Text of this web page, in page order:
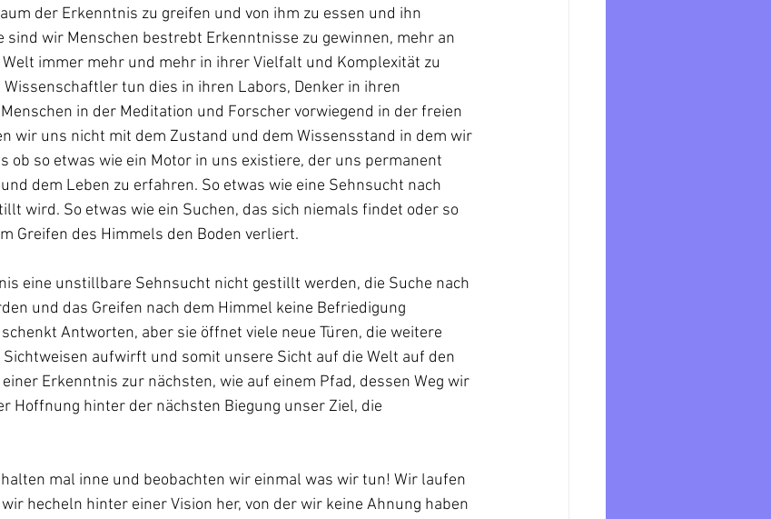
der Erkenntnis zu greifen und von ihm zu essen und ihn
sind wir Menschen bestrebt Erkenntnisse zu gewinnen, mehr an
immer mehr und mehr in ihrer Vielfalt und Komplexität zu
tun dies in ihren Labors, Denker in ihren
in der Meditation und Forscher vorwiegend in der freien
wir uns nicht mit dem Zustand und dem Wissensstand in dem wir
ob so etwas wie ein Motor in uns existiere, der uns permanent
dem Leben zu erfahren. So etwas wie eine Sehnsucht nach
wird. So etwas wie ein Suchen, das sich niemals findet oder so
Greifen des Himmels den Boden verliert.
eine unstillbare Sehnsucht nicht gestillt werden, die Suche nach
und das Greifen nach dem Himmel keine Befriedigung
Antworten, aber sie öffnet viele neue Türen, die weitere
aufwirft und somit unsere Sicht auf die Welt auf den
Erkenntnis zur nächsten, wie auf einem Pfad, dessen Weg wir
Hoffnung hinter der nächsten Biegung unser Ziel, die
mal inne und beobachten wir einmal was wir tun! Wir laufen
hecheln hinter einer Vision her, von der wir keine Ahnung haben